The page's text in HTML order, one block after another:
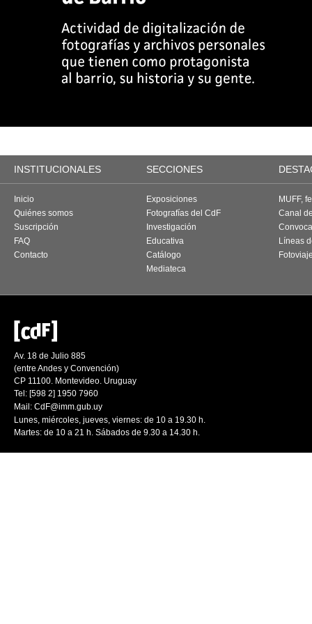
INSTITUCIONALES SECCIONES
Inicio
Quiénes somos
Suscripción
FAQ
Contacto
Exposiciones
Fotografías del CdF
Investigación
Educativa
Catálogo
Mediateca
MUFF,
Canal
Líneas
Av. 18 de Julio 885
(entre Andes y Convención)
CP 11100. Montevideo. Uruguay
Tel: [598 2] 1950 7960
Mail: CdF@imm.gub.uy
Lunes, miércoles, jueves, viernes: de 10 a 19.30 h.
Martes: de 10 a 21 h. Sábados de 9.30 a 14.30 h.